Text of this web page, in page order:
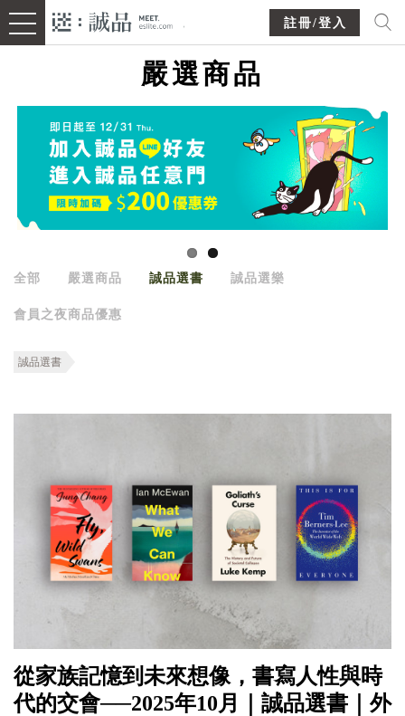
註冊/登入
嚴選商品
全部 嚴選商品 誠品選書 誠品選樂
會員之夜商品優惠
誠品選書
從家族記憶到未來想像，書寫人性與時
代的交會──2025年10月｜誠品選書｜外